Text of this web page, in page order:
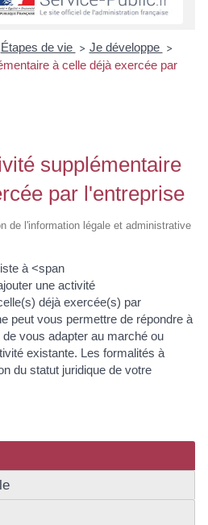
Étapes de vie > Je développe >
à celle déjà exercée par
supplémentaire
par l'entreprise
de l'information légale et administrative
à <span
une activité
déjà exercée(s) par
peut vous permettre de répondre à
vous adapter au marché ou
existante. Les formalités à
du statut juridique de votre